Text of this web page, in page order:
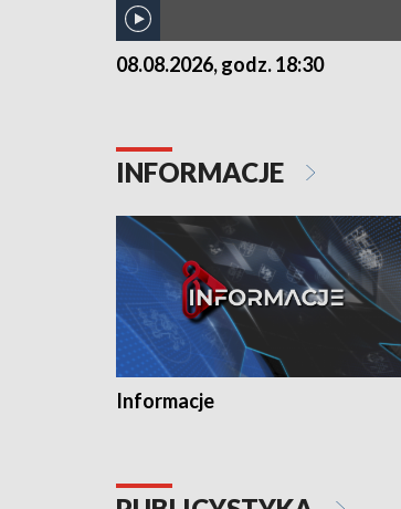
08.08.2026, godz. 18:30
INFORMACJE
Informacje